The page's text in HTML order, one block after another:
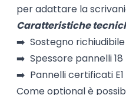
per adattare la
Caratteristiche
➡️ Sostegno
➡️ Spessore pannelli
➡️ Pannelli certificati E1
Come optional è